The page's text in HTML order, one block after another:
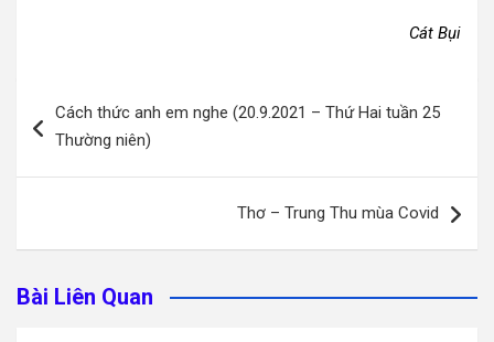
Cát Bụi
hướng
Cách thức anh em nghe (20.9.2021 – Thứ Hai tuần 25
Thường niên)
Thơ – Trung Thu mùa Covid
Bài Liên Quan